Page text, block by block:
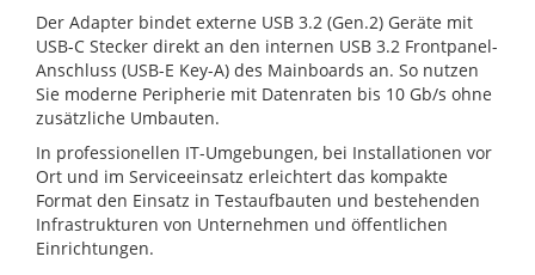
Der Adapter bindet externe USB 3.2 (Gen.2) Geräte mit
USB-C Stecker direkt an den internen USB 3.2 Frontpanel-
Anschluss (USB-E Key-A) des Mainboards an. So nutzen
Sie moderne Peripherie mit Datenraten bis 10 Gb/s ohne
zusätzliche Umbauten.
In professionellen IT-Umgebungen, bei Installationen vor
Ort und im Serviceeinsatz erleichtert das kompakte
Format den Einsatz in Testaufbauten und bestehenden
Infrastrukturen von Unternehmen und öffentlichen
Einrichtungen.